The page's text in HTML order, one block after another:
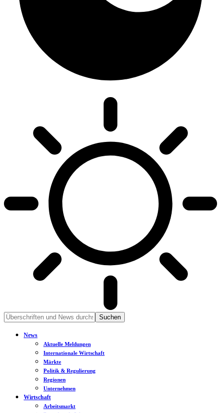
News
Aktuelle Meldungen
Internationale Wirtschaft
Märkte
Politik & Regulierung
Regionen
Unternehmen
Wirtschaft
Arbeitsmarkt